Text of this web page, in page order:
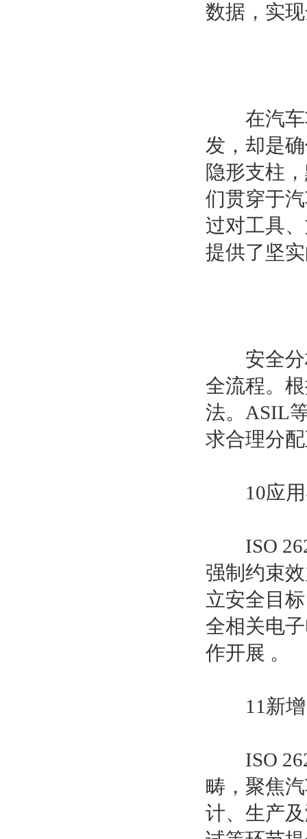
数据，实
在汽车功
发，却是
隐形支柱
们贯穿于
过对工具
提供了坚
安全分析
全流程。
法。ASIL
求合理分
10应用
ISO
强制约束
立安全目
全相关电
作开展 。
11新增
ISO
畴，聚焦
计、生产